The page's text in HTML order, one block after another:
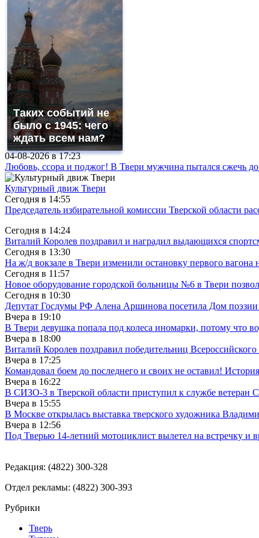
Таких событий не
было с 1945: чего
ждать всем нам?
04-08-2026 в17:23
Любовь, ссора и поджог! В Твери мужчина пытался сжечь
Культурный движ Твери
Сегодня в 14:55
Председатель избирательной комиссии Тверской области
Сегодня в 14:24
Виталий Королев поздравил и наградил выдающихся
Сегодня в 13:30
На ж/д вокзале в Твери изменили остановку первого вагона
Сегодня в 11:57
Новое оборудование городской больницы №6 в Твери
Сегодня в 10:30
Депутат Госдумы РФ Алена Аршинова посетила Дом поэзии
Вчера в 19:10
В Твери девушка попала под колеса иномарки, потому что
Вчера в 18:00
Виталий Королев поздравил победительниц
Вчера в 17:25
Командовал боем до последнего и своих не оставил!
Вчера в 16:22
В СИЗО-3 в Тверской области приступил к службе ветеран
Вчера в 15:55
В Москве открылась выставка тверского художника
Вчера в 12:56
Под Тверью 14-летний мотоциклист вылетел на встречку и
Редакция: (4822) 300-328
Отдел рекламы: (4822) 300-393
Рубрики
Тверь